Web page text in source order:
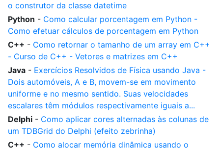
o construtor da classe datetime
Python - Como calcular porcentagem em Python -
Como efetuar cálculos de porcentagem em Python
C++ - Como retornar o tamanho de um array em C++
- Curso de C++ - Vetores e matrizes em C++
Java - Exercícios Resolvidos de Física usando Java -
Dois automóveis, A e B, movem-se em movimento
uniforme e no mesmo sentido. Suas velocidades
escalares têm módulos respectivamente iguais a...
Delphi - Como aplicar cores alternadas às colunas de
um TDBGrid do Delphi (efeito zebrinha)
C++ - Como alocar memória dinâmica usando o